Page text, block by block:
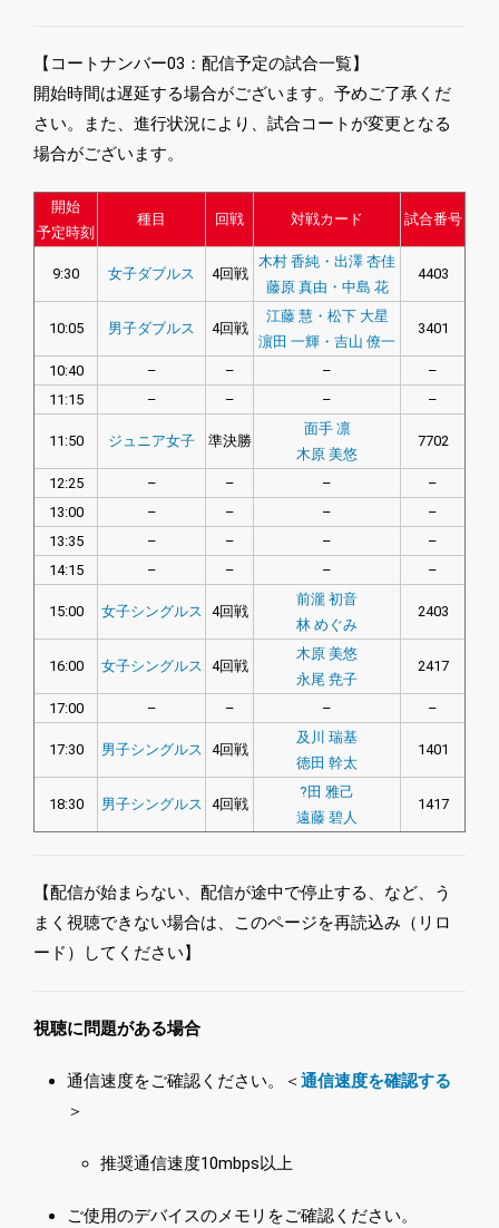
【コートナンバー03：配信予定の試合一覧】
開始時間は遅延する場合がございます。予めご了承くだ
さい。また、進行状況により、試合コートが変更となる
場合がございます。
開始
予定時刻
種目 回戦 対戦カード 試合番号
9:30 女子ダブルス 4回戦
木村 香純・出澤 杏佳
藤原 真由・中島 花
4403
10:05 男子ダブルス 4回戦
江藤 慧・松下 大星
濵田 一輝・吉山 僚一
3401
10:40 – – –
–
11:15
– – – –
11:50 ジュニア女子 準決勝
面手 凛
木原 美悠
7702
12:25 – – –
–
13:00
– – –
–
13:35
– – –
–
14:15
– – – –
15:00 女子シングルス 4回戦
前瀧 初音
林 めぐみ
2403
16:00 女子シングルス 4回戦
木原 美悠
永尾 尭子
2417
17:00 – – – –
17:30 男子シングルス 4回戦
及川 瑞基
徳田 幹太
1401
18:30 男子シングルス 4回戦
?田 雅己
遠藤 碧人
1417
【配信が始まらない、配信が途中で停止する、など、う
まく視聴できない場合は、このページを再読込み（リロ
ード）してください】
視聴に問題がある場合
通信速度をご確認ください。＜通信速度を確認する
＞
推奨通信速度10mbps以上
ご使用のデバイスのメモリをご確認ください。